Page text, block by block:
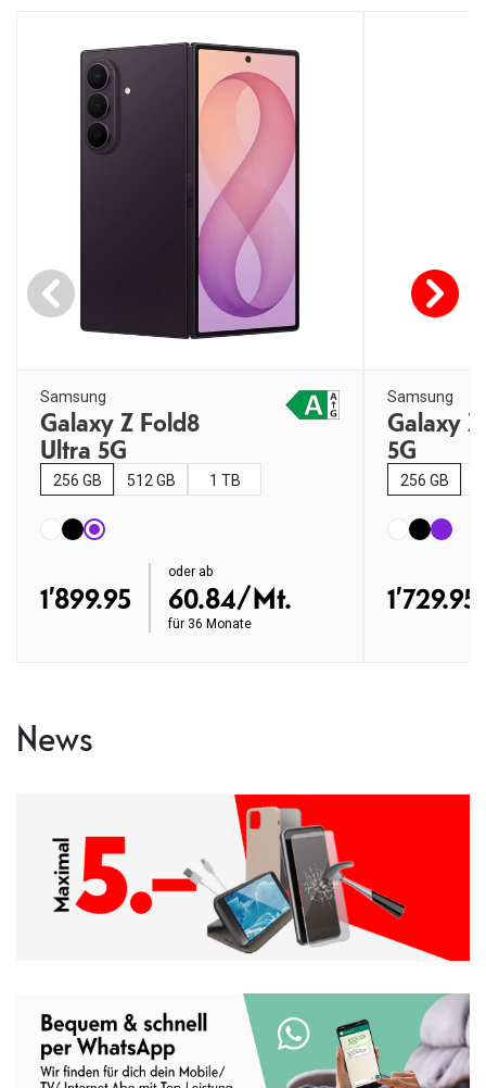
Samsung
Galaxy Z Fold8
Ultra 5G
256 GB 512 GB 1 TB
1’899.95
oder ab
60.84/Mt.
für 36 Monate
Samsung
Galaxy
5G
256 GB
1’729.95
News